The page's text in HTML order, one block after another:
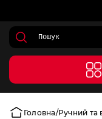
Головна Ручний та